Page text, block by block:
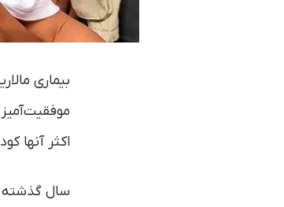
بیماری
اکثر آنها
سال گذشته